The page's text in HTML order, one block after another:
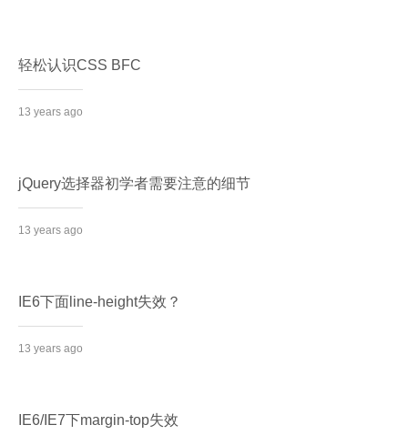
轻松认识CSS BFC
13 years ago
jQuery选择器初学者需要注意的细节
13 years ago
IE6下面line-height失效？
13 years ago
IE6/IE7下margin-top失效